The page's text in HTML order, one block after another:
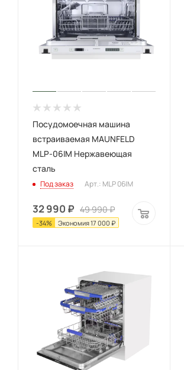
Посудомоечная машина
встраиваемая MAUNFELD
MLP-06IM Нержавеющая
сталь
Под заказ Арт.: MLP 06IM
32 990 ₽ 49 990₽
-34% Экономия17 000 ₽